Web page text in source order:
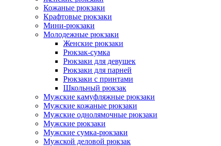
Кожаные рюкзаки
Крафтовые рюкзаки
Мини-рюкзаки
Молодежные рюкзаки
Женские рюкзаки
Рюкзак-сумка
Рюкзаки для девушек
Рюкзаки для парней
Рюкзаки с принтами
Школьный рюкзак
Мужские камуфляжные рюкзаки
Мужские кожаные рюкзаки
Мужские однолямочные рюкзаки
Мужские рюкзаки
Мужские сумка-рюкзаки
Мужской деловой рюкзак